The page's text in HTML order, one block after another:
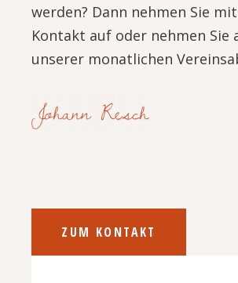
werden? Dann nehmen Sie
Kontakt auf oder nehmen Sie
unserer monatlichen
ZUM KONTAKT